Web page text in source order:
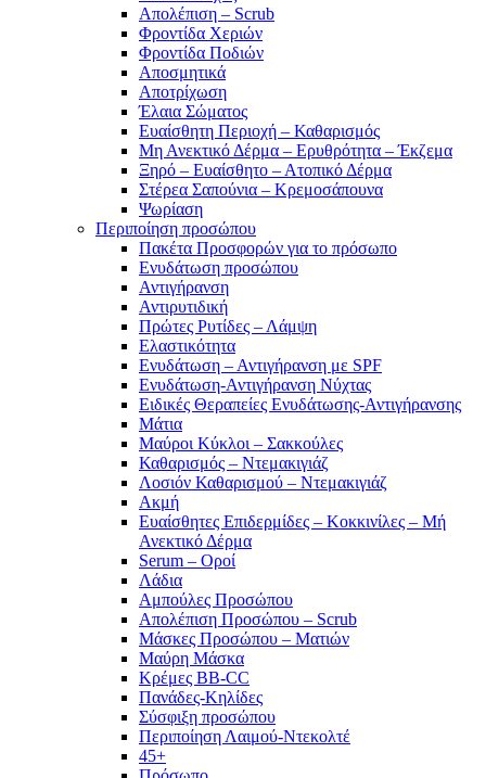
Απολέπιση – Scrub
Φροντίδα Χεριών
Φροντίδα Ποδιών
Αποσμητικά
Αποτρίχωση
Έλαια Σώματος
Ευαίσθητη Περιοχή – Καθαρισμός
Μη Ανεκτικό Δέρμα – Ερυθρότητα – Έκζεμα
Ξηρό – Ευαίσθητο – Ατοπικό Δέρμα
Στέρεα Σαπούνια – Κρεμοσάπουνα
Ψωρίαση
Περιποίηση προσώπου
Πακέτα Προσφορών για το πρόσωπο
Ενυδάτωση προσώπου
Αντιγήρανση
Αντιρυτιδική
Πρώτες Ρυτίδες – Λάμψη
Ελαστικότητα
Ενυδάτωση – Αντιγήρανση με SPF
Ενυδάτωση-Αντιγήρανση Νύχτας
Ειδικές Θεραπείες Ενυδάτωσης-Αντιγήρανσης
Μάτια
Μαύροι Κύκλοι – Σακκούλες
Καθαρισμός – Ντεμακιγιάζ
Λοσιόν Καθαρισμού – Ντεμακιγιάζ
Ακμή
Ευαίσθητες Επιδερμίδες – Κοκκινίλες – Μή
Ανεκτικό Δέρμα
Serum – Οροί
Λάδια
Αμπούλες Προσώπου
Απολέπιση Προσώπου – Scrub
Μάσκες Προσώπου – Ματιών
Μαύρη Μάσκα
Κρέμες BB-CC
Πανάδες-Κηλίδες
Σύσφιξη προσώπου
Περιποίηση Λαιμού-Ντεκολτέ
45+